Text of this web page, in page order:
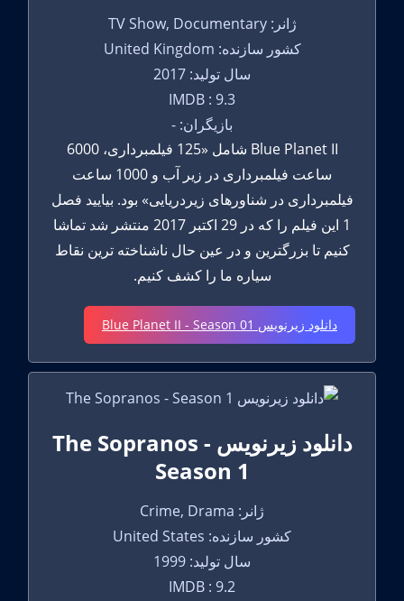
ژانر: TV Show, Documentary
کشور سازنده: United Kingdom
سال تولید: 2017
IMDB : 9.3
بازیگران: -
Blue Planet II شامل «125 فیلمبرداری، 6000
ساعت فیلمبرداری در زیر آب و 1000 ساعت
فیلمبرداری در شناورهای زیردریایی» بود. بیایید فصل
1 این فیلم را که در 29 اکتبر 2017 منتشر شد تماشا
کنیم تا بزرگترین و در عین حال ناشناخته ترین نقاط
سیاره ما را کشف کنیم.
دانلود زیرنویس Blue Planet II - Season 01
دانلود زیرنویس The Sopranos -
Season 1
ژانر: Crime, Drama
کشور سازنده: United States
سال تولید: 1999
IMDB : 9.2